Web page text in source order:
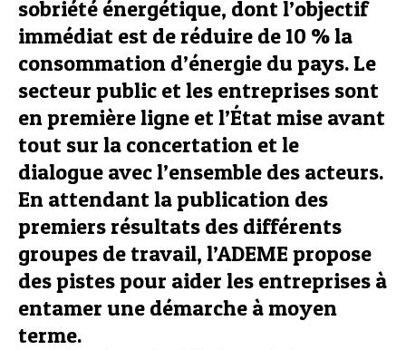
sobriété énergétique, dont l’objectif
immédiat est de réduire de 10 % la
consommation d’énergie du pays. Le
secteur public et les entreprises sont
en première ligne et l’État mise avant
tout sur la concertation et le
dialogue avec l’ensemble des acteurs.
En attendant la publication des
premiers résultats des différents
groupes de travail, l’ADEME propose
des pistes pour aider les entreprises à
entamer une démarche à moyen
terme.